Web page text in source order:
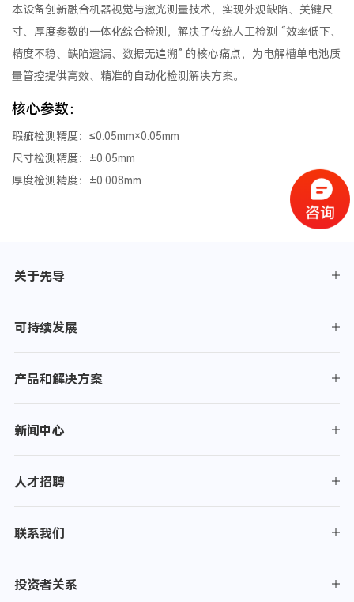
本设备创新融合机器视觉与激光测量技术，实现外观缺陷、关键尺
寸、厚度参数的一体化综合检测，解决了传统人工检测 “效率低下、
精度不稳、缺陷遗漏、数据无追溯” 的核心痛点，为电解槽单电池质
量管控提供高效、精准的自动化检测解决方案。​
核心参数​：
瑕疵检测精度：≤0.05mm×0.05mm​
尺寸检测精度：±0.05mm​
厚度检测精度：±0.008mm
关于先导
可持续发展
产品和解决方案
新闻中心
人才招聘
联系我们
投资者关系